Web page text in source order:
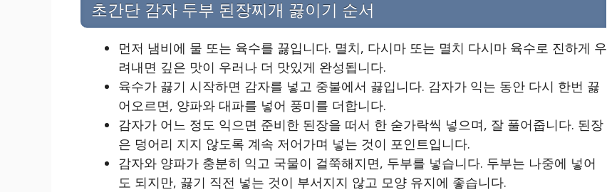
초간단 감자 두부 된장찌개 끓이기 순서
먼저 냄비에 물 또는 육수를 끓입니다. 멸치, 다시마 또는 멸치 다시마 육수로 진하게 우
려내면 깊은 맛이 우러나 더 맛있게 완성됩니다.
육수가 끓기 시작하면 감자를 넣고 중불에서 끓입니다. 감자가 익는 동안 다시 한번 끓
어오르면, 양파와 대파를 넣어 풍미를 더합니다.
감자가 어느 정도 익으면 준비한 된장을 떠서 한 숟가락씩 넣으며, 잘 풀어줍니다. 된장
은 덩어리 지지 않도록 계속 저어가며 넣는 것이 포인트입니다.
감자와 양파가 충분히 익고 국물이 걸쭉해지면, 두부를 넣습니다. 두부는 나중에 넣어
도 되지만, 끓기 직전 넣는 것이 부서지지 않고 모양 유지에 좋습니다.